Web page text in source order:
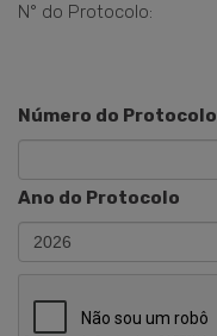
N° do Protocolo:
Número do Protocolo
Ano do Protocolo